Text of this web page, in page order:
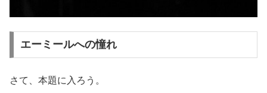
エーミールへの憧れ
さて、本題に入ろう。